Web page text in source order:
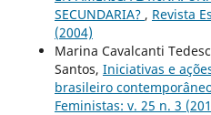
SECUNDARIA? , Revista
(2004)
Marina Cavalcanti
Santos, Iniciativas e
brasileiro
Feministas: v. 25 n. 3